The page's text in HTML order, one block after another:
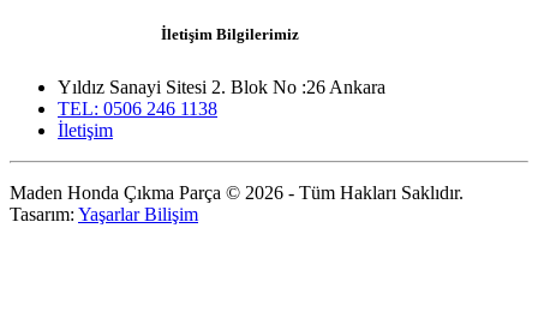
İletişim Bilgilerimiz
Yıldız Sanayi Sitesi 2. Blok No :26 Ankara
TEL: 0506 246 1138
İletişim
Maden Honda Çıkma Parça © 2026 - Tüm Hakları Saklıdır.
Tasarım: Yaşarlar Bilişim